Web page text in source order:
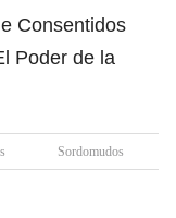
Consentidos
Poder de la
Sordomudos